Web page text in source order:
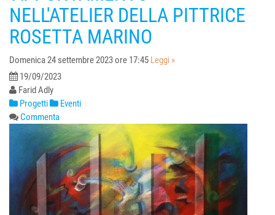
NELL'ATELIER DELLA PITTRICE
ROSETTA MARINO
Domenica 24 settembre 2023 ore 17:45 Leggi »
19/09/2023
Farid Adly
Progetti
Eventi
Commenta